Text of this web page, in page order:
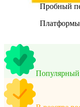
Пробный
Популярный